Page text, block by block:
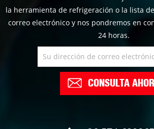
la herramienta de refrigeración o la lista
correo electrónico y nos pondremos en
24 horas.
CONSULTA